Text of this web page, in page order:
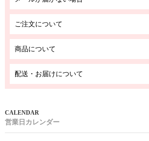
ご注文について
商品について
配送・お届けについて
営業日カレンダー